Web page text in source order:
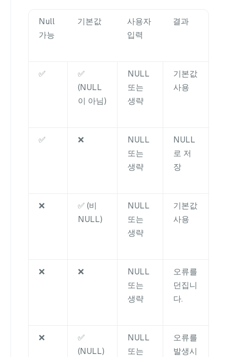
Null
가능
기본값
사용자
입력
결과
✅
✅
(NULL
이 아님)
NULL
또는
생략
기본값
사용
✅ ❌
NULL
또는
생략
NULL
로 저
장
❌
✅ (비
NULL)
NULL
또는
생략
기본값
사용
❌ ❌
NULL
또는
생략
오류를
던집니
다.
❌
✅
(NULL)
NULL
또는
오류를
발생시